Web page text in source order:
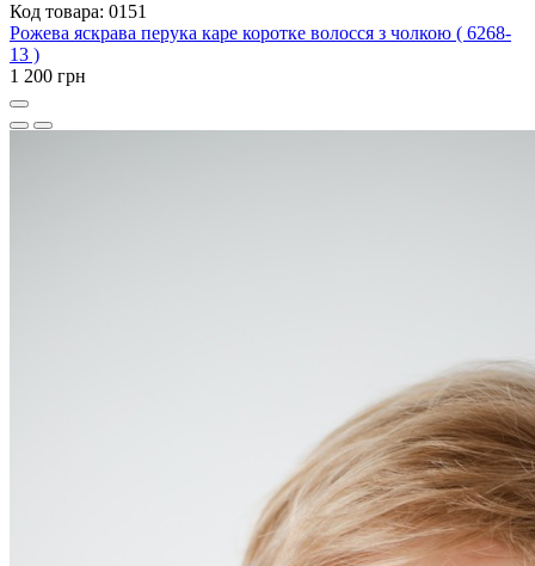
Код товара: 0151
Рожева яскрава перука каре коротке волосся з чолкою ( 6268-
13 )
1 200 грн